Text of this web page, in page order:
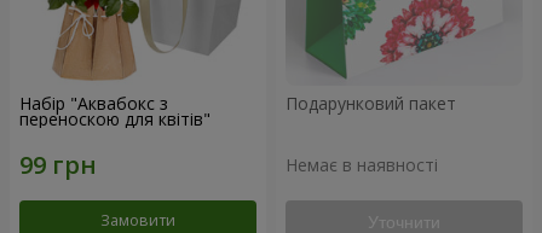
Набір "Аквабокс з
переноскою для квітів"
Замовити
Подарунковий пакет
Немає в наявності
Уточнити